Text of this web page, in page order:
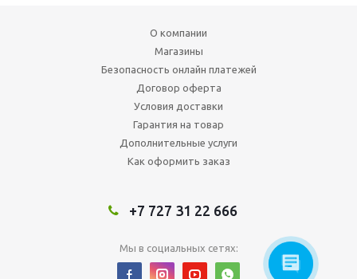
О компании
Магазины
Безопасность онлайн платежей
Договор оферта
Условия доставки
Гарантия на товар
Дополнительные услуги
Как оформить заказ
+7 727 31 22 666
Мы в социальных сетях: